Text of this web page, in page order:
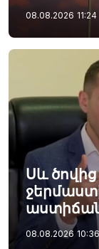
08.08.2026 11:24
Սև ծովից
08.08.2026 10:36